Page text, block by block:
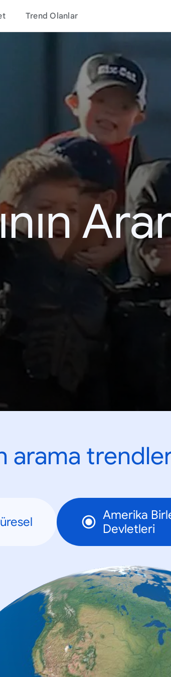
Trend Olanlar
arama
Amerika
Devletleri